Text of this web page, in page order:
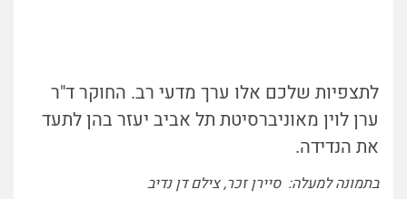
לתצפיות שלכם אלו ערך מדעי רב. החוקר ד"ר
ערן לוין מאוניברסיטת תל אביב יעזר בהן לתעד
את הנדידה.
בתמונה למעלה: סיירן זכר, צילם דן נדיב